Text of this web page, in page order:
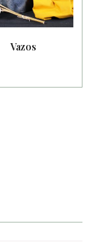
Vazos